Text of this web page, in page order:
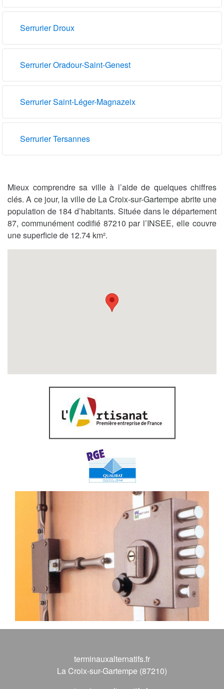
Serrurier Droux
Serrurier Oradour-Saint-Genest
Serrurier Saint-Léger-Magnazeix
Serrurier Tersannes
Mieux comprendre sa ville à l’aide de quelques chiffres
clés. A ce jour, la ville de La Croix-sur-Gartempe abrite une
population de 184 d’habitants. Située dans le département
87, communément codifié 87210 par l’INSEE, elle couvre
une superficie de 12.74 km².
terminauxalternatifs.fr
La Croix-sur-Gartempe (87210)